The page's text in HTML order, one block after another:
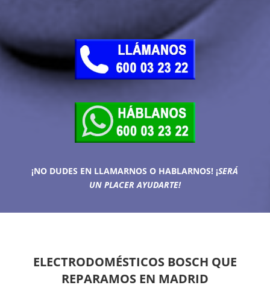
¡NO DUDES EN LLAMARNOS O HABLARNOS! ¡SERÁ
UN PLACER AYUDARTE!
ELECTRODOMÉSTICOS BOSCH QUE
REPARAMOS EN MADRID